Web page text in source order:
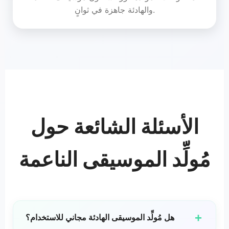
والهادئة جاهزة في ثوانٍ.
الأسئلة الشائعة حول
مُولِّد الموسيقى الناعمة
هل مُولِّد الموسيقى الهادئة مجاني للاستخدام؟ +